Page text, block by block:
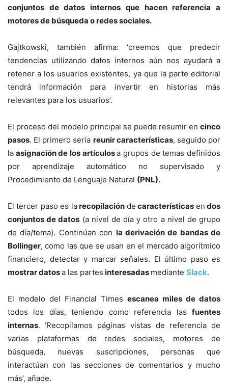
conjuntos de datos internos que hacen referencia a
motores de búsqueda o redes sociales.
Gajtkowski, también afirma: ‘creemos que predecir
tendencias utilizando datos internos aún nos ayudará a
retener a los usuarios existentes, ya que la parte editorial
tendrá información para invertir en historias más
relevantes para los usuarios’.
El proceso del modelo principal se puede resumir en cinco
pasos. El primero sería reunir características, seguido por
la asignación de los artículosa grupos de temas definidos
por aprendizaje automático no supervisado y
Procedimiento de Lenguaje Natural (PNL).
El tercer paso es larecopilación de características en dos
conjuntos de datos (a nivel de día y otro a nivel de grupo
de día/tema). Continúan con la derivación de bandas de
Bollinger, como las que se usan en el mercado algorítmico
financiero, detectar y marcar señales. El último paso es
mostrar datosa las partes interesadas mediante Slack.
El modelo del Financial Times escanea miles de datos
todos los días, teniendo como referencia las fuentes
internas. ‘Recopilamos páginas vistas de referencia de
varias plataformas de redes sociales, motores de
búsqueda, nuevas suscripciones, personas que
interactúan con las secciones de comentarios y mucho
más’, añade.